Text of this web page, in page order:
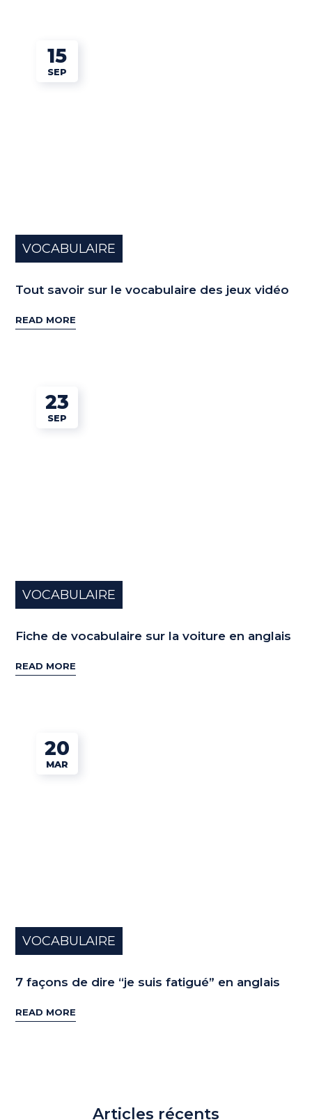
15
SEP
VOCABULAIRE
Tout savoir sur le vocabulaire des jeux vidéo
READ MORE
23
SEP
VOCABULAIRE
Fiche de vocabulaire sur la voiture en anglais
READ MORE
20
MAR
VOCABULAIRE
7 façons de dire “je suis fatigué” en anglais
READ MORE
Articles récents